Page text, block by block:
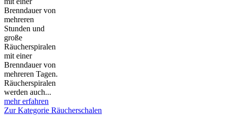
Brenndauer von
mehreren
Stunden und
große
Räucherspiralen
mit einer
Brenndauer von
mehreren Tagen.
Räucherspiralen
werden auch...
mehr erfahren
Zur Kategorie Räucherschalen